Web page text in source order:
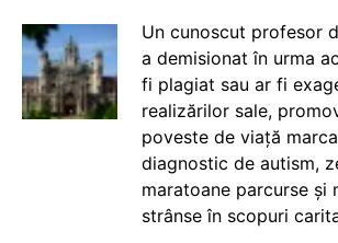
Un cunoscut profesor
a demisionat în urma
fi plagiat sau ar fi
realizărilor sale,
poveste de viață
diagnostic de autism,
maratoane parcurse și
strânse în scopuri